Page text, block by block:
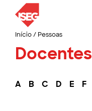
Início/ Pessoas
Docentes
A B C D E F